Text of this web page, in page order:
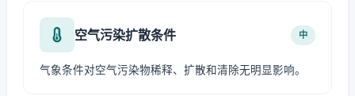
空气污染扩散条件 中
气象条件对空气污染物稀释、扩散和清除无明显影响。